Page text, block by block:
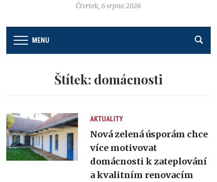
Čtvrtek, 6 srpna 2026
MENU
Štítek: domácnosti
AKTUALITY
Nová zelená úsporám chce
více motivovat
domácnosti k zateplování
a kvalitním renovacím